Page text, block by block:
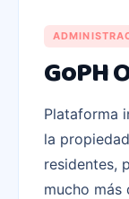
GoPH
Plataforma
la
residentes,
mucho más